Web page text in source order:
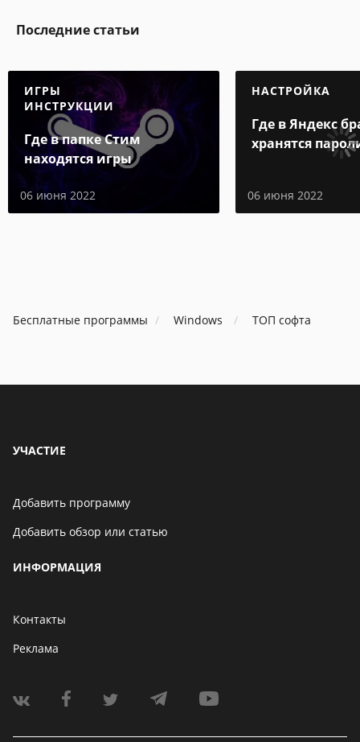
Последние статьи
ИГРЫ
ИНСТРУКЦИИ
Где в папке Стим
находятся игры
06 июня 2022
НАСТРОЙКА
Где в Яндекс
хранятся
06 июня 2022
Бесплатные программы Windows ТОП софта
УЧАСТИЕ
Добавить программу
Добавить обзор или статью
ИНФОРМАЦИЯ
Контакты
Реклама